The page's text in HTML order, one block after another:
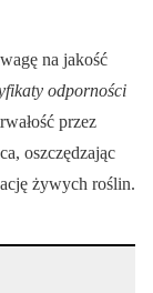
na jakość
odporności
przez
oszczędzając
żywych roślin.